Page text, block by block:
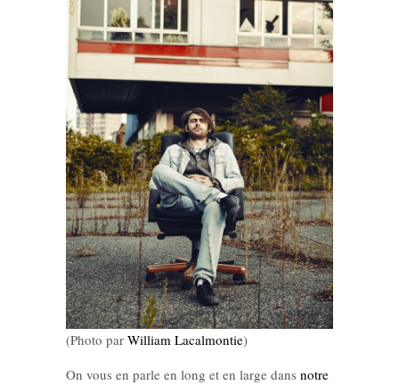
(Photo par William Lacalmontie)
On vous en parle en long et en large dans notre